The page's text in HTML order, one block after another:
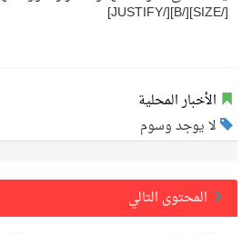
[/SIZE][/B][/JUSTIFY]
الأخبار المحلية
لا يوجد وسوم
المحتوى التالي